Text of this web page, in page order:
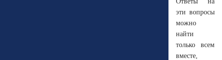
эти вопросы
можно
найти
только всем
вместе,